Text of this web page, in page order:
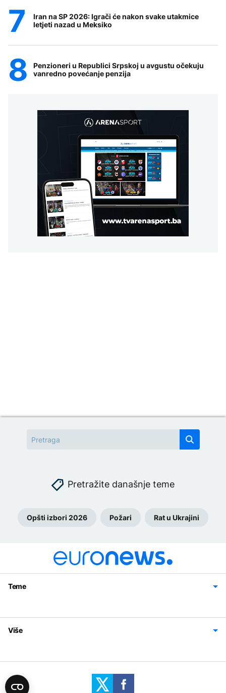
Iran na SP 2026: Igrači će nakon svake utakmice
letjeti nazad u Meksiko
Penzioneri u Republici Srpskoj u avgustu očekuju
vanredno povećanje penzija
Pretražite današnje teme
Opšti izbori 2026 Požari Rat u Ukrajini
Teme
Svijet
Sport
Magazin
Više
Politika privatnosti
Uslovi korišćenja